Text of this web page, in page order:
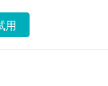
用